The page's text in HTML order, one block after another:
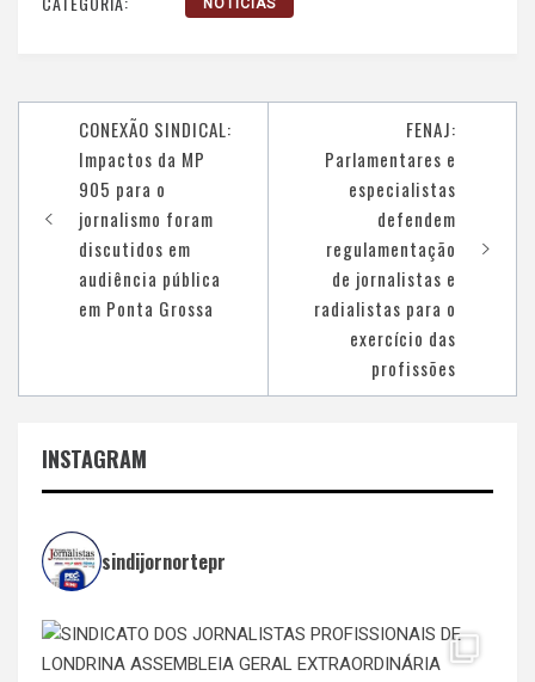
Navegação
CONEXÃO SINDICAL:
Impactos da MP
905 para o
jornalismo foram
discutidos em
audiência pública
em Ponta Grossa
FENAJ:
Parlamentares e
especialistas
defendem
regulamentação
de jornalistas e
radialistas para o
exercício das
profissões
INSTAGRAM
sindijornortepr